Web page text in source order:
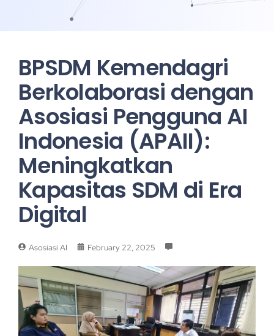
BPSDM Kemendagri
Berkolaborasi dengan
Asosiasi Pengguna AI
Indonesia (APAII):
Meningkatkan
Kapasitas SDM di Era
Digital
Asosiasi AI February 22, 2025